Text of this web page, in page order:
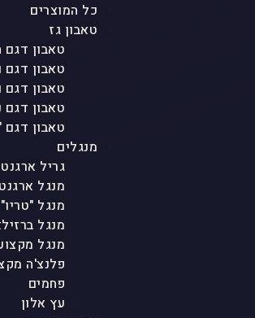
כל המוצרים
טאבון גז
טאבון דגם
טאבון דגם
טאבון דגם
טאבון דגם
טאבון
מנגלים
גריל
מנגל
מנגל "טריו"
מנגל
מנגל
פלנצ'ה
פחמים
עץ אלון